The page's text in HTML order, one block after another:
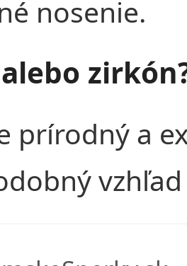
nosenie.
prírodný a